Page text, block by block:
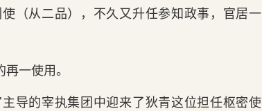
（从二品），不久又升任参知政事，官居一
一使用。
导的宰执集团中迎来了狄青这位担任枢密使